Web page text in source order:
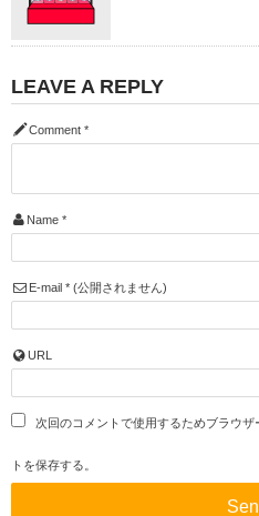
LEAVE A REPLY
Comment *
Name *
E-mail *(公開されません)
URL
次回のコメントで使用するためブラウ
トを保存する。